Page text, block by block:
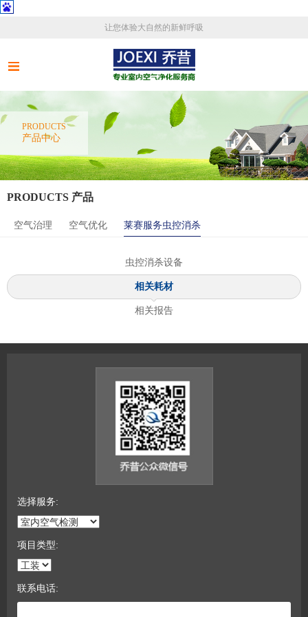
让您体验大自然的新鲜呼吸
PRODUCTS
产品中心
PRODUCTS 产品
空气治理 空气优化 莱赛服务虫控消杀
虫控消杀设备
相关耗材
相关报告
选择服务:
项目类型:
联系电话: